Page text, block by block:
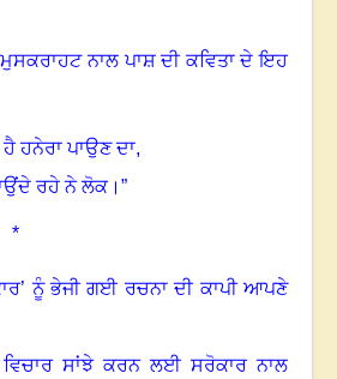
ਨਾਲ ਪਾਸ਼ ਦੀ ਕਵਿਤਾ ਦੇ ਇਹ
ਹਨੇਰਾ ਪਾਉਣ ਦਾ,
ਰਹੇ ਨੇ ਲੋਕ। ”
ਨੂੰ ਭੇਜੀ ਗਈ ਰਚਨਾ ਦੀ ਕਾਪੀ ਆਪਣੇ
ਸਾਂਝੇ ਕਰਨ ਲਈ ਸਰੋਕਾਰ ਨਾਲ